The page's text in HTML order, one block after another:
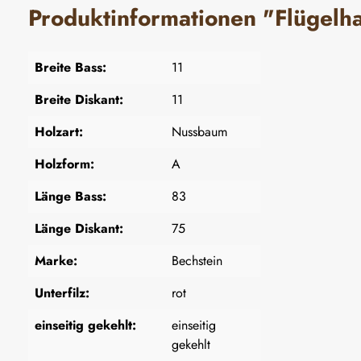
Produktinformationen
Breite Bass:
11
Breite Diskant:
11
Holzart:
Nussbaum
Holzform:
A
Länge Bass:
83
Länge Diskant:
75
Marke:
Bechstein
Unterfilz:
rot
einseitig gekehlt:
einseitig
gekehlt